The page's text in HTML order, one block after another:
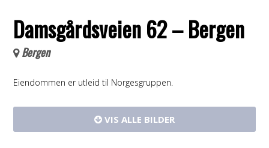
Damsgårdsveien 62 – Bergen
Bergen
Eiendommen er utleid til Norgesgruppen.
VIS ALLE BILDER